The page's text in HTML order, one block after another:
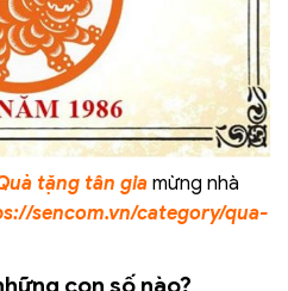
tặng tân giamừng nhà
sencom.vn/category/qua-
con số nào?